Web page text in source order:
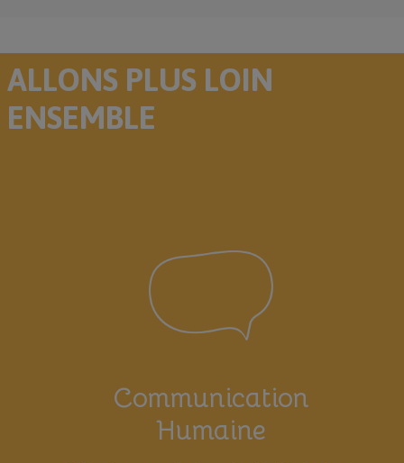
ALLONS PLUS LOIN
ENSEMBLE
Communication
Humaine